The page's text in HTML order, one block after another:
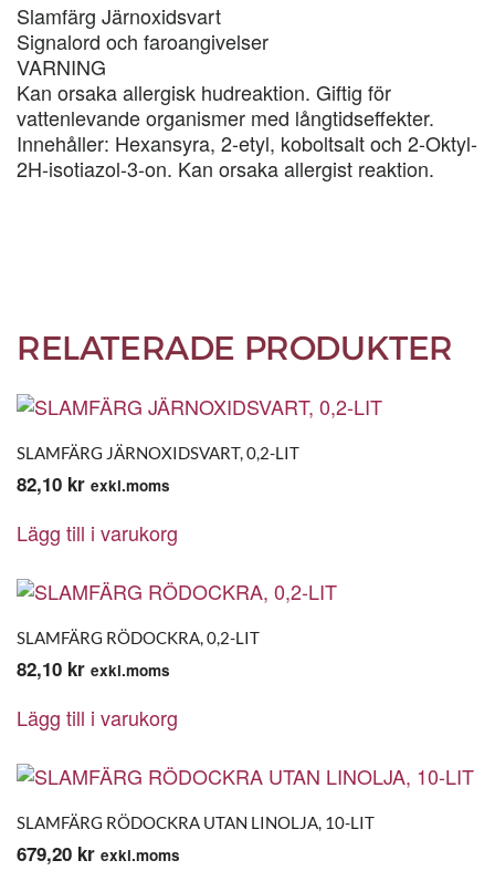
Slamfärg Järnoxidsvart
Signalord och faroangivelser
VARNING
Kan orsaka allergisk hudreaktion. Giftig för
vattenlevande organismer med långtidseffekter.
Innehåller: Hexansyra, 2-etyl, koboltsalt och 2-Oktyl-
2H-isotiazol-3-on. Kan orsaka allergist reaktion.
RELATERADE PRODUKTER
SLAMFÄRG JÄRNOXIDSVART, 0,2-LIT
82,10 kr exkl.moms
Lägg till i varukorg
SLAMFÄRG RÖDOCKRA, 0,2-LIT
82,10 kr exkl.moms
Lägg till i varukorg
SLAMFÄRG RÖDOCKRA UTAN LINOLJA, 10-LIT
679,20 kr exkl.moms